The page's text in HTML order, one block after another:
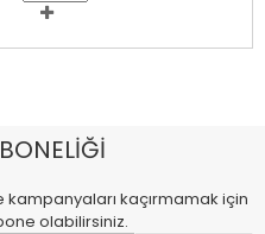
kaçırmamak için
olabilirsiniz.